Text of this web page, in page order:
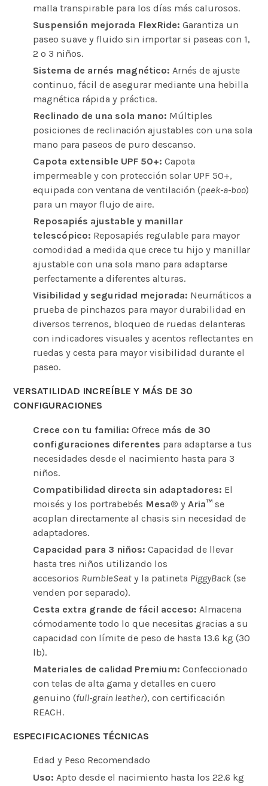
malla transpirable para los días más calurosos.
Suspensión mejorada FlexRide: Garantiza un
paseo suave y fluido sin importar si paseas con 1,
2 o 3 niños.
Sistema de arnés magnético: Arnés de ajuste
continuo, fácil de asegurar mediante una hebilla
magnética rápida y práctica.
Reclinado de una sola mano: Múltiples
posiciones de reclinación ajustables con una sola
mano para paseos de puro descanso.
Capota extensible UPF 50+: Capota
impermeable y con protección solar UPF 50+,
equipada con ventana de ventilación (peek-a-boo)
para un mayor flujo de aire.
Reposapiés ajustable y manillar
telescópico: Reposapiés regulable para mayor
comodidad a medida que crece tu hijo y manillar
ajustable con una sola mano para adaptarse
perfectamente a diferentes alturas.
Visibilidad y seguridad mejorada: Neumáticos a
prueba de pinchazos para mayor durabilidad en
diversos terrenos, bloqueo de ruedas delanteras
con indicadores visuales y acentos reflectantes en
ruedas y cesta para mayor visibilidad durante el
paseo.
VERSATILIDAD INCREÍBLE Y MÁS DE 30
CONFIGURACIONES
Crece con tu familia: Ofrece más de 30
configuraciones diferentes para adaptarse a tus
necesidades desde el nacimiento hasta para 3
niños.
Compatibilidad directa sin adaptadores: El
moisés y los portrabebés Mesa® y Aria™se
acoplan directamente al chasis sin necesidad de
adaptadores.
Capacidad para 3 niños: Capacidad de llevar
hasta tres niños utilizando los
accesorios RumbleSeaty la patineta PiggyBack(se
venden por separado).
Cesta extra grande de fácil acceso: Almacena
cómodamente todo lo que necesitas gracias a su
capacidad con límite de peso de hasta 13.6 kg (30
lb).
Materiales de calidad Premium: Confeccionado
con telas de alta gama y detalles en cuero
genuino (full-grain leather), con certificación
REACH.
ESPECIFICACIONES TÉCNICAS
Edad y Peso Recomendado
Uso: Apto desde el nacimiento hasta los 22.6 kg